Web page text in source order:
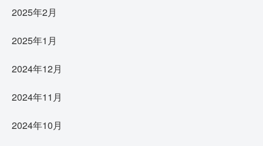
2025年2月
2025年1月
2024年12月
2024年11月
2024年10月